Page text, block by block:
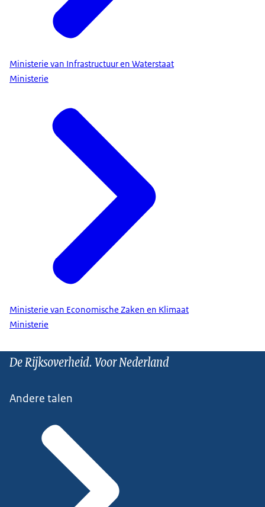
Ministerie van Infrastructuur en Waterstaat
Ministerie
Ministerie van Economische Zaken en Klimaat
Ministerie
De Rijksoverheid. Voor Nederland
Andere talen